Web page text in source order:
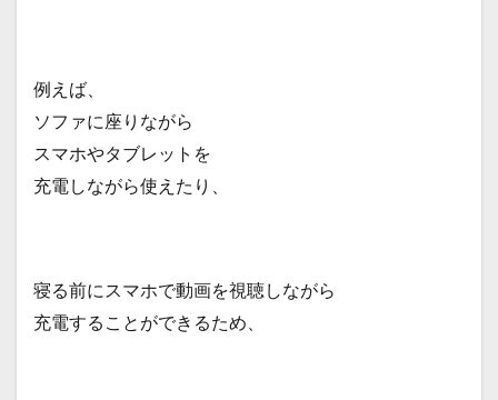
オス
の
3m
ロン
グケ
Type
例えば、
ソファに座りながら
スマホやタブレットを
充電しながら使えたり、
寝る前にスマホで動画を視聴しながら
充電することができるため、